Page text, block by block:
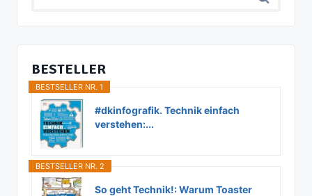
BESTELLER
BESTSELLER NR. 1
#dkinfografik. Technik einfach
verstehen:...
BESTSELLER NR. 2
So geht Technik!: Warum Toaster